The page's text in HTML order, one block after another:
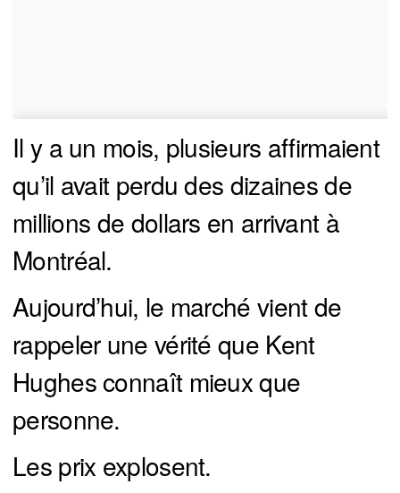
Il y a un mois, plusieurs affirmaient
qu’il avait perdu des dizaines de
millions de dollars en arrivant à
Montréal.
Aujourd’hui, le marché vient de
rappeler une vérité que Kent
Hughes connaît mieux que
personne.
Les prix explosent.